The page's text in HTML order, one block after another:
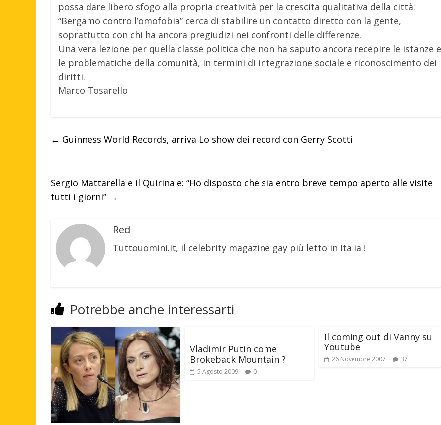
possa dare libero sfogo alla propria creatività per la crescita qualitativa della città.
“Bergamo contro l’omofobia” cerca di stabilire un contatto diretto con la gente,
soprattutto con chi ha ancora pregiudizi nei confronti delle differenze.
Una vera lezione per quella classe politica che non ha saputo ancora recepire le istanze e
le problematiche della comunità, in termini di integrazione sociale e riconoscimento dei
diritti.
Marco Tosarello
← Guinness World Records, arriva Lo show dei record con Gerry Scotti
Sergio Mattarella e il Quirinale: “Ho disposto che sia entro breve tempo aperto alle visite
tutti i giorni” →
Red
Tuttouomini.it, il celebrity magazine gay più letto in Italia !
Potrebbe anche interessarti
Vladimir Putin come
Brokeback Mountain ?
5 Agosto 2009 0
Il coming out di Vanny su
Youtube
26 Novembre 2007 37